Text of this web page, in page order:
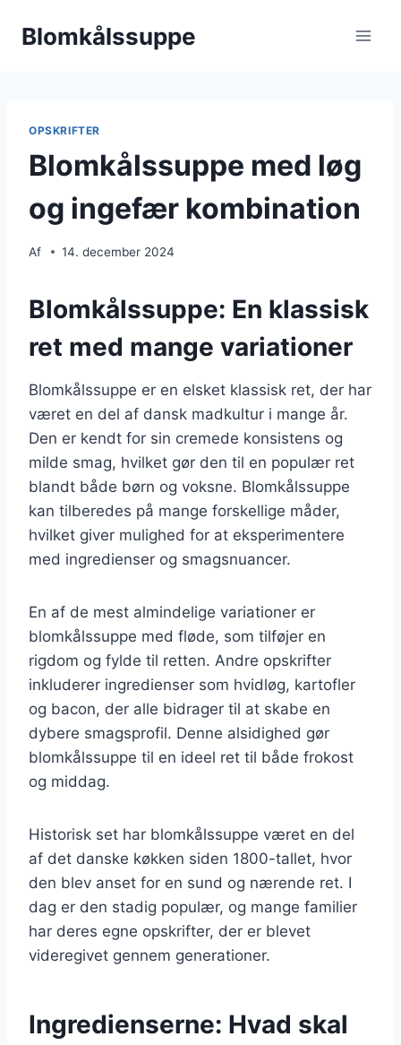
Blomkålssuppe
OPSKRIFTER
Blomkålssuppe med løg
og ingefær kombination
Af 14. december 2024
Blomkålssuppe: En klassisk
ret med mange variationer
Blomkålssuppe er en elsket klassisk ret, der har
været en del af dansk madkultur i mange år.
Den er kendt for sin cremede konsistens og
milde smag, hvilket gør den til en populær ret
blandt både børn og voksne. Blomkålssuppe
kan tilberedes på mange forskellige måder,
hvilket giver mulighed for at eksperimentere
med ingredienser og smagsnuancer.
En af de mest almindelige variationer er
blomkålssuppe med fløde, som tilføjer en
rigdom og fylde til retten. Andre opskrifter
inkluderer ingredienser som hvidløg, kartofler
og bacon, der alle bidrager til at skabe en
dybere smagsprofil. Denne alsidighed gør
blomkålssuppe til en ideel ret til både frokost
og middag.
Historisk set har blomkålssuppe været en del
af det danske køkken siden 1800-tallet, hvor
den blev anset for en sund og nærende ret. I
dag er den stadig populær, og mange familier
har deres egne opskrifter, der er blevet
videregivet gennem generationer.
Ingredienserne: Hvad skal